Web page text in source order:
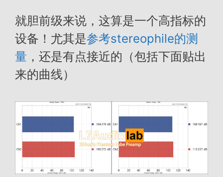
就胆前级来说，这算是一个高指标的
设备！尤其是参考stereophile的测
量 ，还是有点接近的（包括下面贴出
来的曲线）